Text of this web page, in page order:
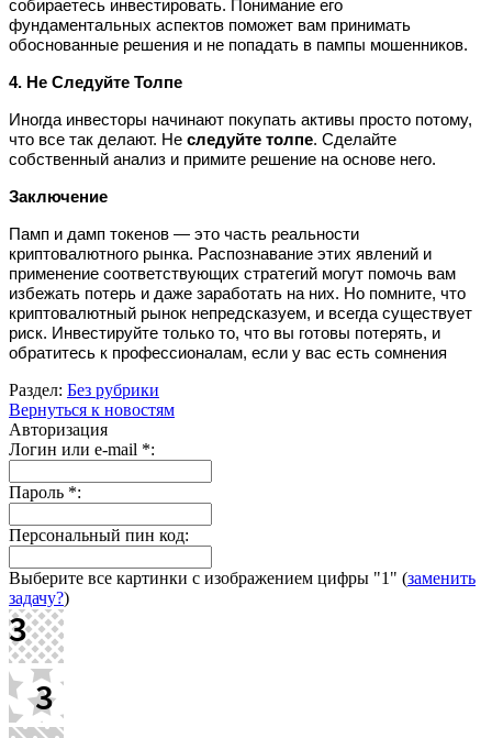
собираетесь инвестировать. Понимание его
фундаментальных аспектов поможет вам принимать
обоснованные решения и не попадать в пампы мошенников.
4. Не Следуйте Толпе
Иногда инвесторы начинают покупать активы просто потому,
что все так делают. Не следуйте толпе. Сделайте
собственный анализ и примите решение на основе него.
Заключение
Памп и дамп токенов — это часть реальности
криптовалютного рынка. Распознавание этих явлений и
применение соответствующих стратегий могут помочь вам
избежать потерь и даже заработать на них. Но помните, что
криптовалютный рынок непредсказуем, и всегда существует
риск. Инвестируйте только то, что вы готовы потерять, и
обратитесь к профессионалам, если у вас есть сомнения
Раздел: Без рубрики
Вернуться к новостям
Авторизация
Логин или e-mail *:
Пароль *:
Персональный пин код:
Выберите все картинки с изображением цифры "1" (заменить
задачу?)